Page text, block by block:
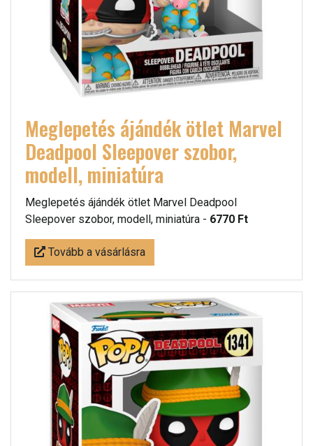
Meglepetés ájándék ötlet Marvel
Deadpool Sleepover szobor,
modell, miniatúra
Meglepetés ájándék ötlet Marvel Deadpool
Sleepover szobor, modell, miniatúra - 6770 Ft
Tovább a vásárlásra